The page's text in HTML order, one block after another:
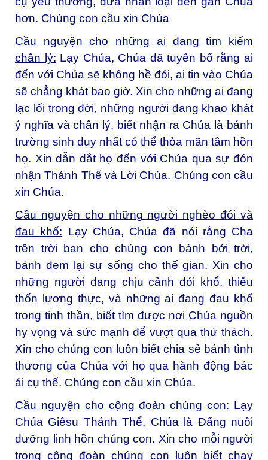
hơn. Chúng con cầu xin Chúa
Cầu nguyện cho những ai đang tìm kiếm
chân lý: Lạy Chúa, Chúa đã tuyên bố rằng ai
đến với Chúa sẽ không hề đói, ai tin vào Chúa
sẽ chẳng khát bao giờ. Xin cho những ai đang
lạc lối trong đời, những người đang khao khát
ý nghĩa và chân lý, biết nhận ra Chúa là bánh
trường sinh duy nhất có thể thỏa mãn tâm hồn
họ. Xin dẫn dắt họ đến với Chúa qua sự đón
nhận Thánh Thể và Lời Chúa. Chúng con cầu
xin Chúa.
Cầu nguyện cho những người nghèo đói và
đau khổ: Lạy Chúa, Chúa đã nói rằng Cha
trên trời ban cho chúng con bánh bởi trời,
bánh đem lại sự sống cho thế gian. Xin cho
những người đang chịu cảnh đói khổ, thiếu
thốn lương thực, và những ai đang đau khổ
trong tinh thần, biết tìm được nơi Chúa nguồn
hy vọng và sức mạnh để vượt qua thử thách.
Xin cho chúng con luôn biết chia sẻ bánh tình
thương của Chúa với họ qua hành động bác
ái cụ thể. Chúng con cầu xin Chúa.
Cầu nguyện cho cộng đoàn chúng con: Lạy
Chúa Giêsu Thánh Thể, Chúa là Đấng nuôi
dưỡng linh hồn chúng con. Xin cho mỗi người
trong cộng đoàn chúng con luôn biết chạy